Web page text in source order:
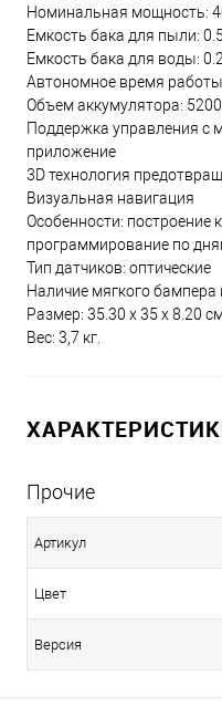
Номинальная мощность:
Емкость бака для пыли:
Емкость бака для воды:
Автономное время
Объем аккумулятора:
Поддержка управления с
приложение
3D технология
Визуальная навигация
Особенности: построение
программирование по
Тип датчиков: оптические
Наличие мягкого бампера
Размер: 35.30 x 35 x 8.20
Вес: 3,7 кг.
Прочие
Артикул
Цвет
Версия